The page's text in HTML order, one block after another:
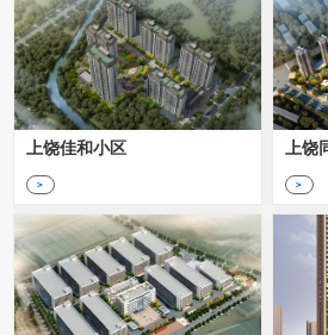
上饶佳和小区
> >